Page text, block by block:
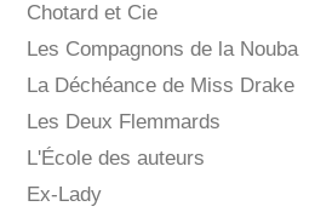
Chotard et Cie
Les Compagnons de la Nouba
La Déchéance de Miss Drake
Les Deux Flemmards
L'École des auteurs
Ex-Lady